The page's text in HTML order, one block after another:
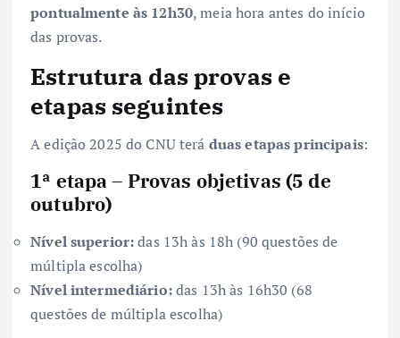
pontualmente às 12h30, meia hora antes do início
das provas.
Estrutura das provas e
etapas seguintes
A edição 2025 do CNU terá duas etapas principais:
1ª etapa – Provas objetivas (5 de
outubro)
Nível superior:das 13h às 18h (90 questões de
múltipla escolha)
Nível intermediário:das 13h às 16h30 (68
questões de múltipla escolha)